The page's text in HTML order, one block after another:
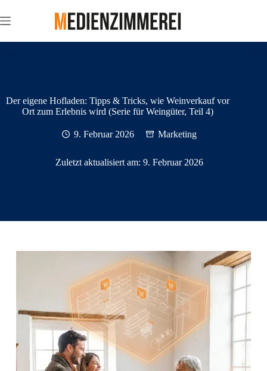
Inhalt
springen
Der eigene Hofladen: Tipps & Tricks, wie Weinverkauf vor
Ort zum Erlebnis wird (Serie für Weingüter, Teil 4)
9. Februar 2026 Marketing
Zuletzt aktualisiert am: 9. Februar 2026